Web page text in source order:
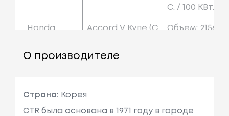
С. / 100 КВт.
Honda
Accord V Купе (c
Объем: 2156
Ость: 133 Л.
О производителе
Страна: Корея
CTR была основана в 1971 году в городе